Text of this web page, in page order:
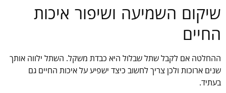
שיקום השמיעה ושיפור איכות
החיים
ההחלטה אם לקבל שתל שבלול היא כבדת משקל. השתל ילווה אותך
שנים ארוכות ולכן צריך לחשוב כיצד ישפיע על איכות החיים גם
בעתיד.